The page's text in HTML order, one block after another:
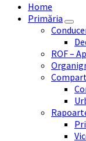
Home
Primăria
ROF –